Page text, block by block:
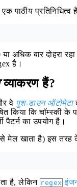
प्रतिनिधित्व
या अधिक बार दोहरा
है।
व्याकरण हैं?
वे पुश-डाउन ऑटोमेटा
किया कि चॉम्स्की के
पैटर्न का उपयोग है।
मेल खाता है) इस तरह
है, लेकिन regex